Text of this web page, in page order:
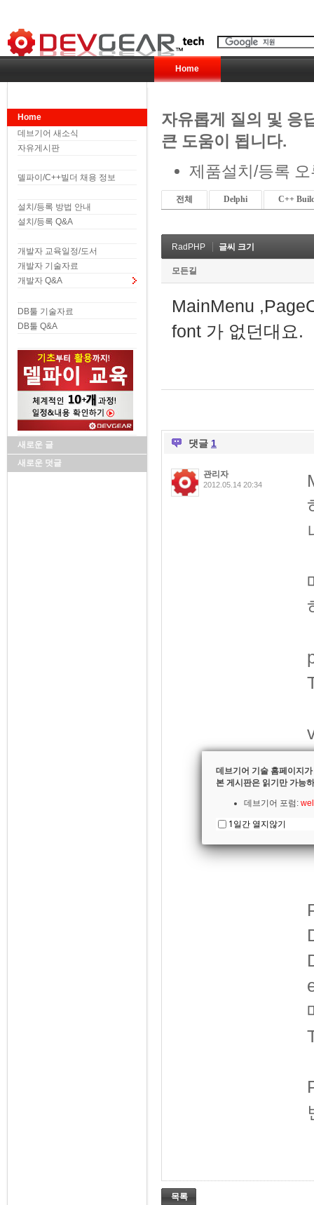
Home
Home
데브기어 새소식
자유게시판
델파이/C++빌더 채용 정보
설치/등록 방법 안내
설치/등록 Q&A
개발자 교육일정/도서
개발자 기술자료
개발자 Q&A
DB툴 기술자료
DB툴 Q&A
새로운 글
새로운 덧글
자유롭게 질의 및 응
큰 도움이 됩니다.
제품설치/등록
전체 Delphi C++
RadPHP 글씨 크기
모든길
MainMenu
font 가 없던대요.
댓글 1
관리자
2012.05.14 20:34
목록
데브기어 기술 홈페이지
본 게시판은 읽기만 가능
데브기어 포럼:
1일간 열지않기